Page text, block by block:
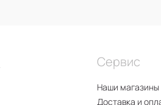
Хотите узнать
Сервис
Наши магазины
Доставка и